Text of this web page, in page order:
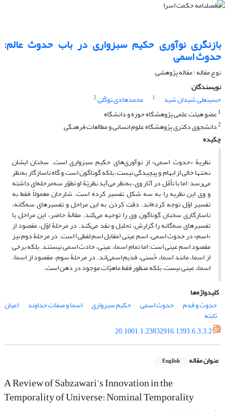
بازنگری نوآوری حکیم سبزواری در باب حدوث عالم:
حدوث اسمی
نوع مقاله : مقاله پژوهشی
نویسندگان
حسینعلی شیدان شید
1 محمدهادی توکّلی2
1عضو هیئت علمی پژوهشگاه حوزه و دانشگاه
2دانشجوی دکتری پژوهشگاه علوم انسانی و مطالعات فرهنگی
چکیده
نظریۀ «حدوث اسمی» از نوآوری‌های حکیم سبزواری است. سخنان ایشان
نه‌تنها خالی از ابهام و پیچیدگی نیست، بلکه گوناگون است و گاه ناسازگار به‌نظر
می‌رسد؛ اما با تأمّل در آثار وی، به‌نظر می‌آید نظریّۀ او تطوّر سه‌مرحله‌ای داشته
و وی این نظریه را به سه شکل تفسیر کرده است. شارحان معمولاً فقط به
تفسیر اوّل توجه کرده‌اند. دقت کردن به این مراحل و تفسیرهای سه‌گانه،
ناسازگاری سخنان گوناگون وی را توجیه می‌کند. مقالۀ حاضر، این مراحل یا
تفسیرهای سه‌گانه را گزارش، تحلیل و نقد می‌کند. در مرحلۀ اوّل، مقصود از
«اسم» در حدوث اسمی، اسم عینی (مقابل اسم لفظی) است. در مرحلۀ دوم نیز
مقصود اسم عینی است؛ اما تمام اسماء عینی، حادث اسمی نیستند. بلکه برخی
از اسما، مانند اسماء حُسنی، قدیم اسمی‌اند. در مرحلۀ سوم، مقصود از اسما،
اسماء عینی نیست، بلکه منظور فقط ماهیّات موجود در ذهن است.
کلیدواژه‌ها
حدوث و قدم
حدوث اسمی حکیم سبزواری اسما و صفات خداوند اعیان
ثابته
20.1001.1.23832916.1393.6.3.3.2
عنوان مقاله English
A Review of Sabzawari's Innovation in the
Temporality of Universe: Nominal Temporality